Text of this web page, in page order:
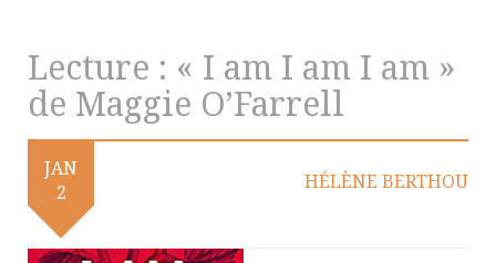
Lecture : « I am I am I am »
de Maggie O’Farrell
JAN
2
HÉLÈNE BERTHOU